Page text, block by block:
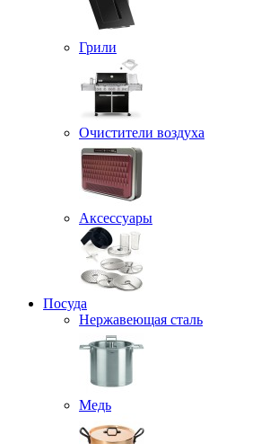
Грили
Очистители воздуха
Аксессуары
Посуда
Нержавеющая сталь
Медь